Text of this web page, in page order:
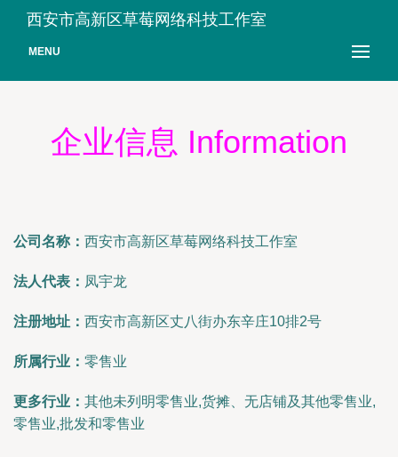
西安市高新区草莓网络科技工作室
MENU
企业信息 Information
公司名称： 西安市高新区草莓网络科技工作室
法人代表： 凤宇龙
注册地址： 西安市高新区丈八街办东辛庄10排2号
所属行业： 零售业
更多行业： 其他未列明零售业,货摊、无店铺及其他零售业,
零售业,批发和零售业